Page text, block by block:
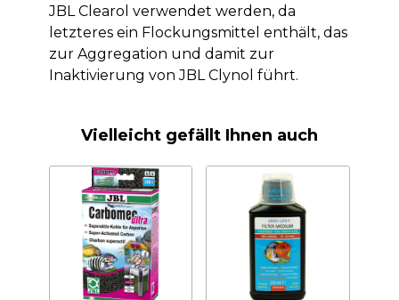
JBL Clearol verwendet werden, da
letzteres ein Flockungsmittel enthält, das
zur Aggregation und damit zur
Inaktivierung von JBL Clynol führt.
Vielleicht gefällt Ihnen auch